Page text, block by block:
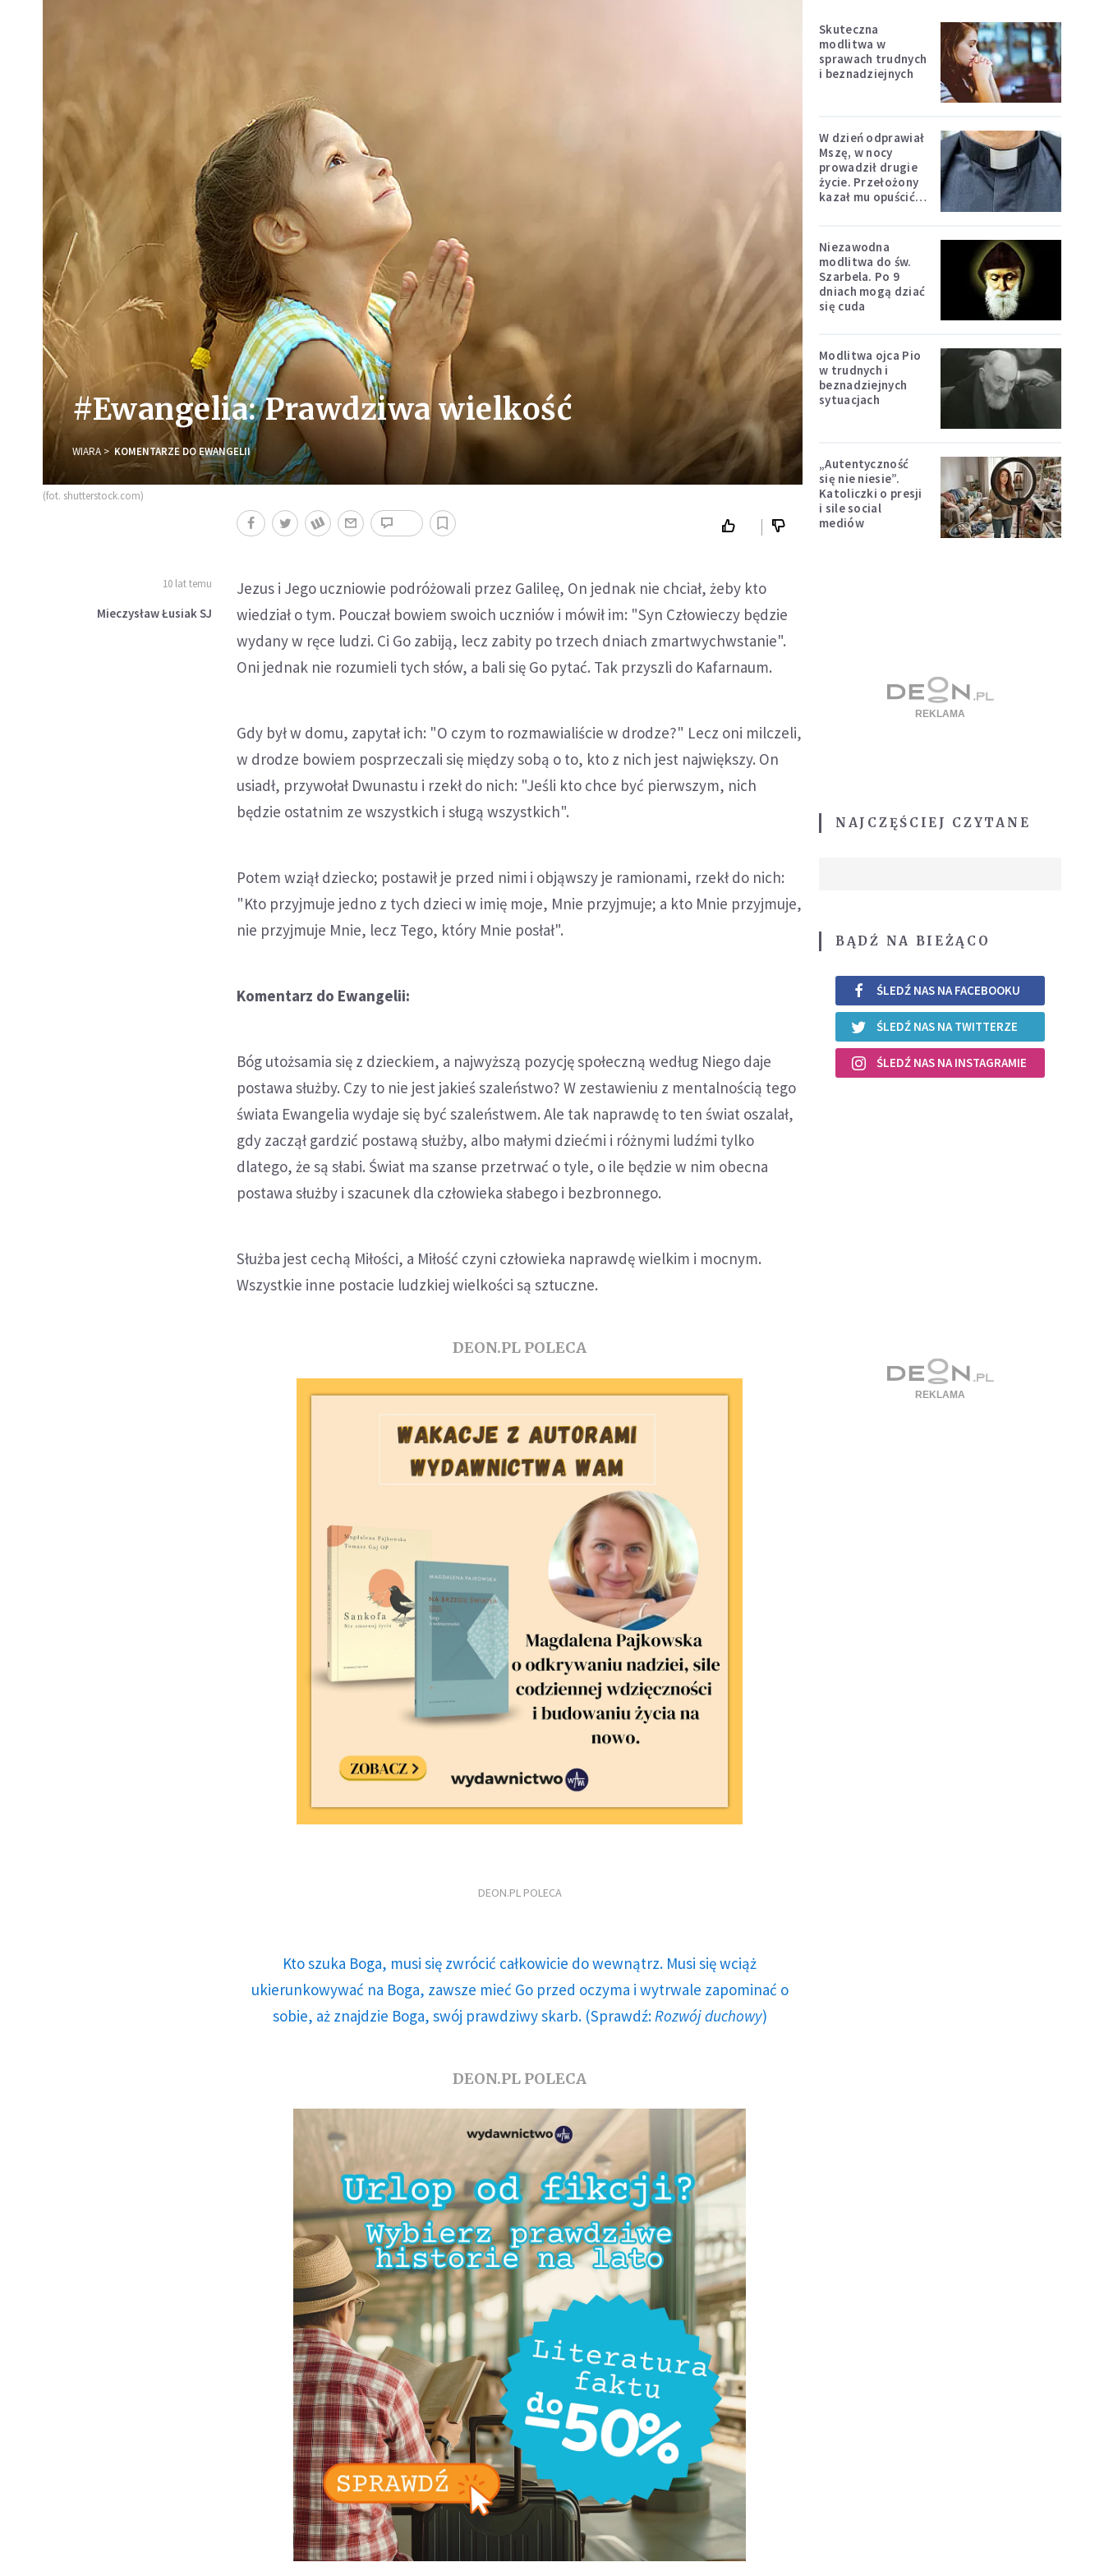
#Ewangelia: Prawdziwa wielkość
WIARA KOMENTARZE DO EWANGELII
(fot. shutterstock.com)
10 lat temu
Mieczysław Łusiak SJ
Jezus i Jego uczniowie podróżowali przez Galileę, On jednak nie chciał, żeby kto
wiedział o tym. Pouczał bowiem swoich uczniów i mówił im: "Syn Człowieczy będzie
wydany w ręce ludzi. Ci Go zabiją, lecz zabity po trzech dniach zmartwychwstanie".
Oni jednak nie rozumieli tych słów, a bali się Go pytać. Tak przyszli do Kafarnaum.
Gdy był w domu, zapytał ich: "O czym to rozmawialiście w drodze?" Lecz oni milczeli,
w drodze bowiem posprzeczali się między sobą o to, kto z nich jest największy. On
usiadł, przywołał Dwunastu i rzekł do nich: "Jeśli kto chce być pierwszym, nich
będzie ostatnim ze wszystkich i sługą wszystkich".
Potem wziął dziecko; postawił je przed nimi i objąwszy je ramionami, rzekł do nich:
"Kto przyjmuje jedno z tych dzieci w imię moje, Mnie przyjmuje; a kto Mnie przyjmuje,
nie przyjmuje Mnie, lecz Tego, który Mnie posłał".
Komentarz do Ewangelii:
Bóg utożsamia się z dzieckiem, a najwyższą pozycję społeczną według Niego daje
postawa służby. Czy to nie jest jakieś szaleństwo? W zestawieniu z mentalnością tego
świata Ewangelia wydaje się być szaleństwem. Ale tak naprawdę to ten świat oszalał,
gdy zaczął gardzić postawą służby, albo małymi dziećmi i różnymi ludźmi tylko
dlatego, że są słabi. Świat ma szanse przetrwać o tyle, o ile będzie w nim obecna
postawa służby i szacunek dla człowieka słabego i bezbronnego.
Służba jest cechą Miłości, a Miłość czyni człowieka naprawdę wielkim i mocnym.
Wszystkie inne postacie ludzkiej wielkości są sztuczne.
DEON.PL POLECA
DEON.PL POLECA
Kto szuka Boga, musi się zwrócić całkowicie do wewnątrz. Musi się wciąż
ukierunkowywać na Boga, zawsze mieć Go przed oczyma i wytrwale zapominać o
sobie, aż znajdzie Boga, swój prawdziwy skarb. (Sprawdź: Rozwój duchowy)
DEON.PL POLECA
Skuteczna
modlitwa w
sprawach trudnych
i beznadziejnych
W dzień odprawiał
Mszę, w nocy
prowadził drugie
życie. Przełożony
kazał mu opuścić
Niezawodna
modlitwa do św.
Szarbela. Po 9
dniach mogą dziać
się cuda
Modlitwa ojca Pio
w trudnych i
beznadziejnych
sytuacjach
„Autentyczność
się nie niesie”.
Katoliczki o presji
i sile social
mediów
NAJCZĘŚCIEJ CZYTANE
BĄDŹ NA BIEŻĄCO
ŚLEDŹ NAS NA FACEBOOKU
ŚLEDŹ NAS NA TWITTERZE
ŚLEDŹ NAS NA INSTAGRAMIE